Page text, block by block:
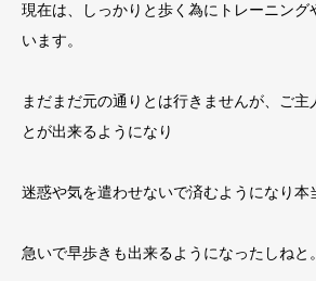
現在は、しっかりと歩く為にトレーニング
います。
まだまだ元の通りとは行きませんが、ご主
とが出来るようになり
迷惑や気を遣わせないで済むようになり本
急いで早歩きも出来るようになったしねと。